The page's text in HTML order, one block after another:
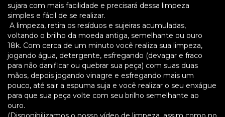
sujara com mais facilidade e precisará dessa limpeza
simples e fácil de se realizar.
A limpeza, retira os resíduos e sujeiras acumuladas,
voltando o brilho da moeda antiga, semelhante ou ouro
18k. Com cerca de um minuto você realiza sua limpeza,
jogando água, detergente, esfregando (devagar e fraco
para não danificar ou quebrar sua peça) com suas duas
mãos, depois jogando vinagre e esfregando mais um
pouco, até sair a espuma suja e você realizar o seu enxágue
para que sua peça volte com seu brilho semelhante ao
ouro.